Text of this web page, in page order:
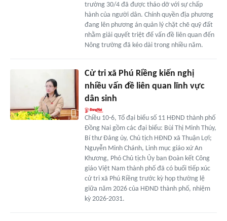
trường 30/4 đã được tháo dỡ với sự chấp
hành của người dân. Chính quyền địa phương
đang lên phương án quản lý chặt chẽ quỹ đất
nhằm giải quyết triệt để vấn đề liên quan đến
Nông trường đã kéo dài trong nhiều năm.
Cử tri xã Phú Riềng kiến nghị
nhiều vấn đề liên quan lĩnh vực
dân sinh
Chiều 10-6, Tổ đại biểu số 11 HĐND thành phố
Đồng Nai gồm các đại biểu: Bùi Thị Minh Thúy,
Bí thư Đảng ủy, Chủ tịch HĐND xã Thuận Lợi;
Nguyễn Minh Chánh, Linh mục giáo xứ An
Khương, Phó Chủ tịch Ủy ban Đoàn kết Công
giáo Việt Nam thành phố đã có buổi tiếp xúc
cử tri xã Phú Riềng trước kỳ họp thường lệ
giữa năm 2026 của HĐND thành phố, nhiệm
kỳ 2026-2031.